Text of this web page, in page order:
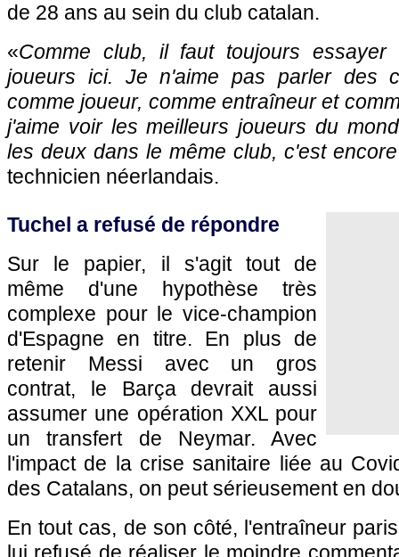
de 28 ans au sein du club catalan.
«Comme club, il faut toujours essayer
joueurs ici. Je n'aime pas parler des
comme joueur, comme entraîneur et
j'aime voir les meilleurs joueurs du
les deux dans le même club, c'est
technicien néerlandais.
Tuchel a refusé de répondre
Sur le papier, il s'agit tout de
même d'une hypothèse très
complexe pour le vice-champion
d'Espagne en titre. En plus de
retenir Messi avec un gros
contrat, le Barça devrait aussi
assumer une opération XXL pour
un transfert de Neymar. Avec
l'impact de la crise sanitaire liée au
des Catalans, on peut sérieusement en
En tout cas, de son côté, l'entraîneur